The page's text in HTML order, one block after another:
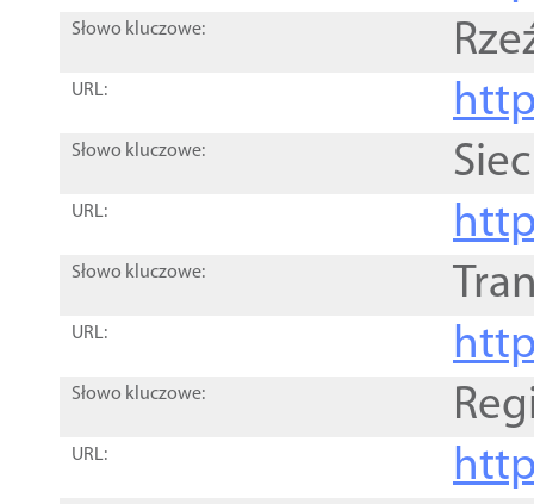
Słowo kluczowe:
URL:
Słowo kluczowe:
URL:
Słowo kluczowe:
URL:
Słowo kluczowe:
URL: